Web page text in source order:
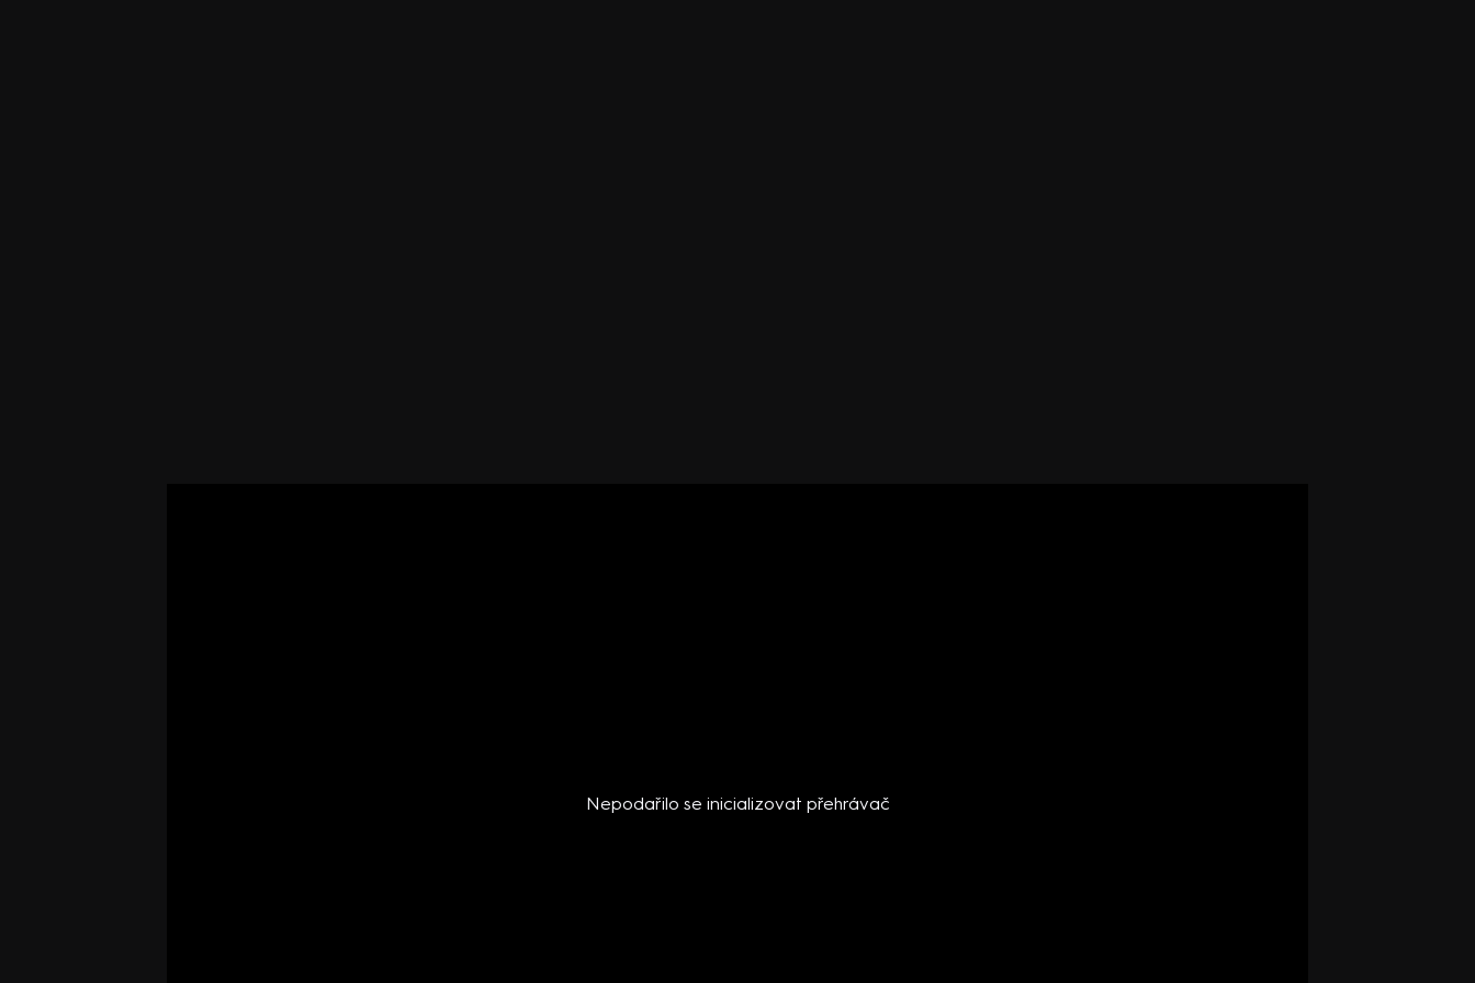
Nepodařilo se inicializovat přehrávač